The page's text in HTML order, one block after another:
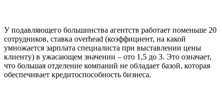
У подавляющего большинства агентств работает поменьше 20
сотрудников, ставка overhead (коэффициент, на какой
умножается зарплата специалиста при выставлении цены
клиенту) в ужасающем значении – ото 1,5 до 3. Это означает,
что большая отделение компаний не обладает базой, которая
обеспечивает кредитоспособность бизнеса.